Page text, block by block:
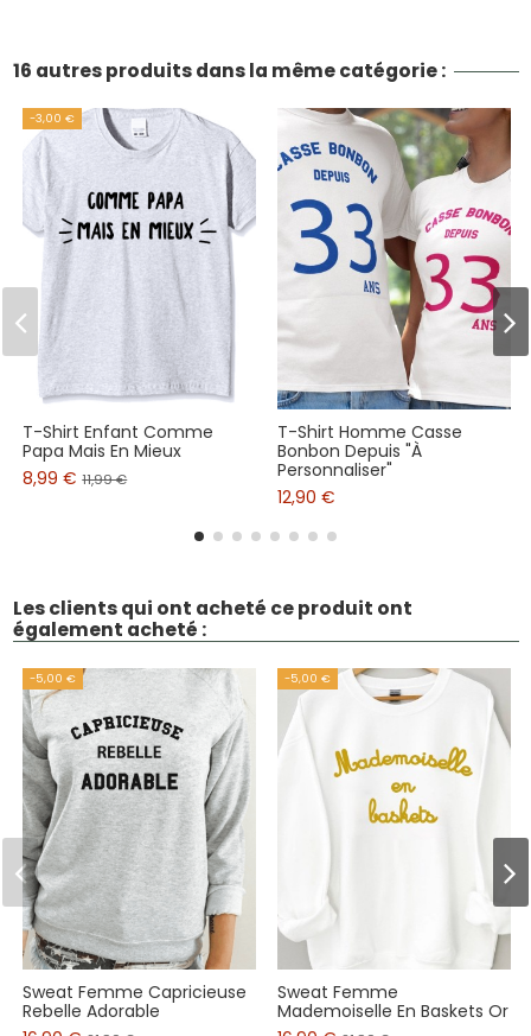
16 autres produits dans la même catégorie :
-3,00 €
T-Shirt Enfant Comme
Papa Mais En Mieux
8,99 €11,99 €
T-Shirt Homme Casse
Bonbon Depuis "À
Personnaliser"
12,90 €
Les clients qui ont acheté ce produit ont
également acheté :
-5,00 €
Sweat Femme Capricieuse
Rebelle Adorable
-5,00 €
Sweat Femme
Mademoiselle En Baskets Or